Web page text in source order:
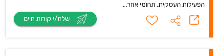
הפעילות העסקית. תחומי אחר...